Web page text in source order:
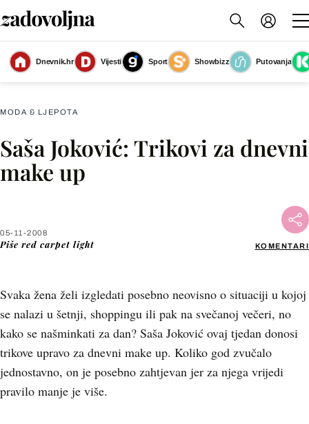
Dnevnik.hr Vijesti Sport Showbizz
Putovanja
Slika nije dostupna
MODA & LJEPOTA
Saša Joković: Trikovi za dnevni
make up
05-11-2008
Piše red carpet light KOMENTARI
Svaka žena želi izgledati posebno neovisno o situaciji u kojoj
se nalazi u šetnji, shoppingu ili pak na svečanoj večeri, no
kako se našminkati za dan? Saša Joković ovaj tjedan donosi
trikove upravo za dnevni make up. Koliko god zvučalo
jednostavno, on je posebno zahtjevan jer za njega vrijedi
pravilo manje je više.
Facebook
WhatsApp